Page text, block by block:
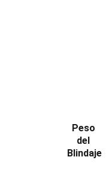
Peso
del
Blindaje